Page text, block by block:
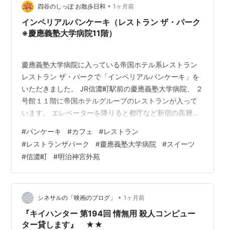
地域
東京都新宿区 信濃町− 区の
ある。信濃国・長野県上水内郡信濃町 とはもちろん関係
ない。
慶應義塾大学病院
・慶應義塾大学信濃町キャンパス（医
学部）、創価学会本部などがある。創価学会の関連施設
が立ち並んでいるため、「 信濃町」といえば創価学会
指すことがある。
信濃町駅 JR東日本（中央本線）
東京都新宿区信濃町に存在する、JR東日本の駅。→信
リスト：駅キーワード
四谷のしっぽ お散歩日和 • 1ヶ月前
インペリアルパンケーキ（レストラン ザ・パーク
※慶應義塾大学病院11階）
慶應義塾大学病院に入っている帝国ホテル系レストラン
レストラン ザ・パークで「インペリアルパンケーキ」を
いただきました。 JR信濃町駅前の慶應義塾大学病院、 ２
号館１１階に帝国ホテルグループのレストランが入って
います。 エレベーターを降りると都庁など新宿の高層ビ
治神宮外苑。 上から素晴らしい風景を眺めながら食事、
お茶ができます。 年に一度の定期検査帰り、必ず立ち寄
ります…というか、 このレストランに立ち寄りたくて検
査に行っているみたいになっています。 レストラン ザ・
パーク 中がけっこう広いんです。 検査終わりの午後３時
半頃、ランチの混雑が…
#パンケーキ #カフェ #レストラン
#レストランザパーク #慶應義塾大学病院 #スイーツ
#信濃町 #明治神宮外苑
シネサルの「映画のブログ」 • 1ヶ月前
『キイハンター 第194回 情無用 殺人コンピュー
ター貸します』 ★★